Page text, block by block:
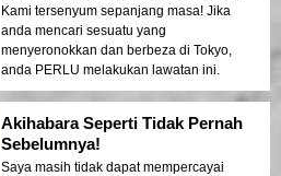
Kami tersenyum sepanjang masa! Jika
anda mencari sesuatu yang
menyeronokkan dan berbeza di Tokyo,
anda PERLU melakukan lawatan ini.
Akihabara Seperti Tidak Pernah
Sebelumnya!
Saya masih tidak dapat mempercayai